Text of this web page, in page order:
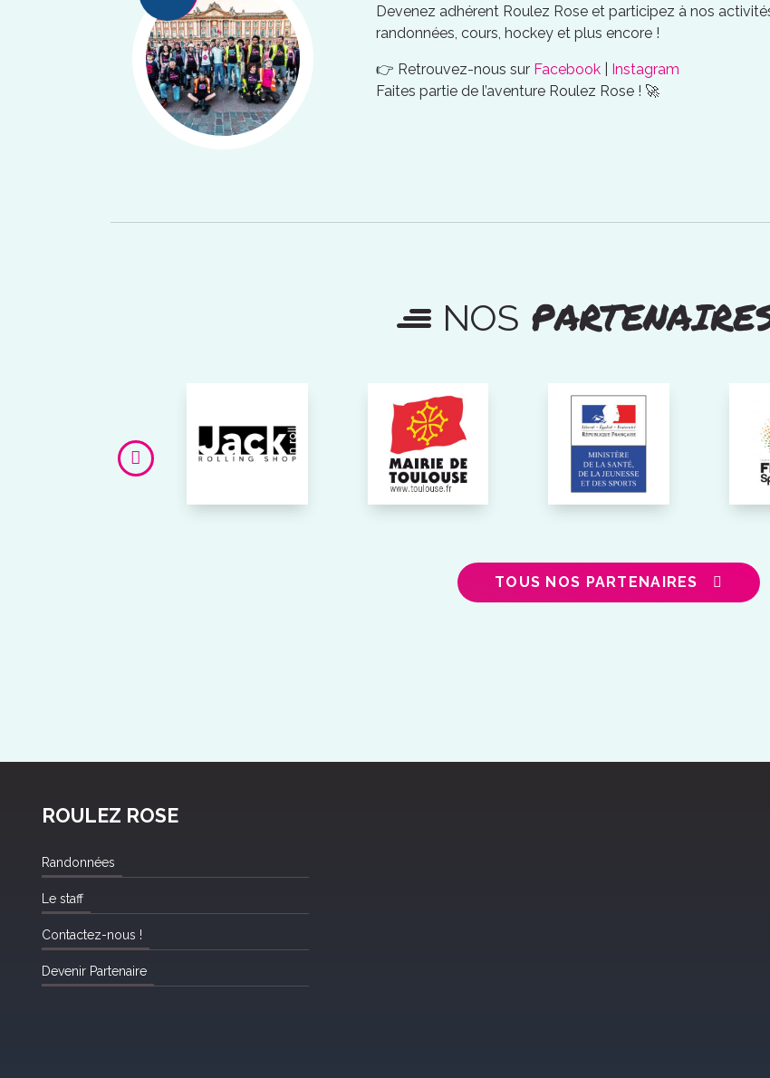
Devenez adhérent Roulez Rose et participez à nos
randonnées, cours, hockey et plus encore !
👉 Retrouvez-nous sur Facebook
Instagram
Faites partie de l’aventure Roulez Rose ! 🚀
NOS
TOUS NOS PARTENAIRES
ROULEZ ROSE
Randonnées
Le staff
Contactez-nous !
Devenir Partenaire